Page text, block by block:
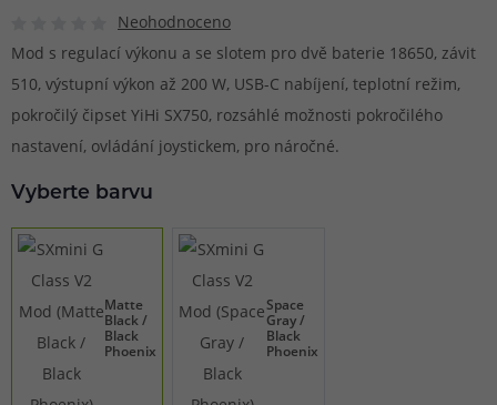
Neohodnoceno
Mod s regulací výkonu a se slotem pro dvě baterie 18650, závit
510, výstupní výkon až 200 W, USB-C nabíjení, teplotní režim,
pokročilý čipset YiHi SX750, rozsáhlé možnosti pokročilého
nastavení, ovládání joystickem, pro náročné.
Vyberte barvu
Matte
Black /
Black
Phoenix
Space
Gray /
Black
Phoenix